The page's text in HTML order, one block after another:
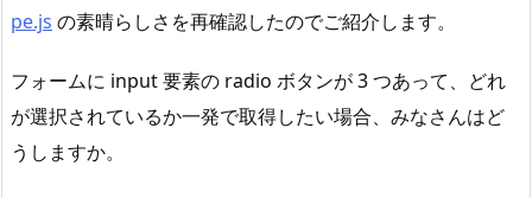
pe.js の素晴らしさを再確認したのでご紹介します。
フォームに input 要素の radio ボタンが 3 つあって、どれ
が選択されているか一発で取得したい場合、みなさんはど
うしますか。